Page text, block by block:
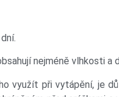
nejméně vlhkosti a
využít při vytápění, je